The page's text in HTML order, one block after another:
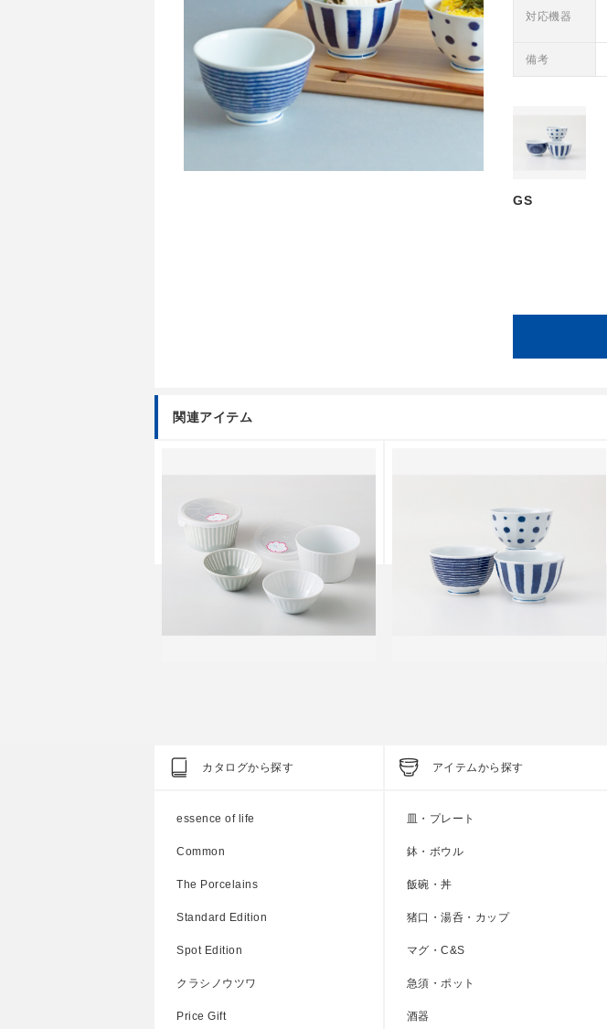
対応機器
備考
GS
関連アイテム
参考上代 参考上代
カタログから探す
essence of life
Common
The Porcelains
Standard Edition
Spot Edition
クラシノウツワ
Price Gift
アイテムから探す
皿・プレート
鉢・ボウル
飯碗・丼
猪口・湯呑・カップ
マグ・C&S
急須・ポット
酒器